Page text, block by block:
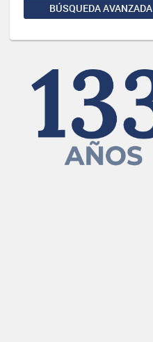
BÚSQUEDA AVANZADA